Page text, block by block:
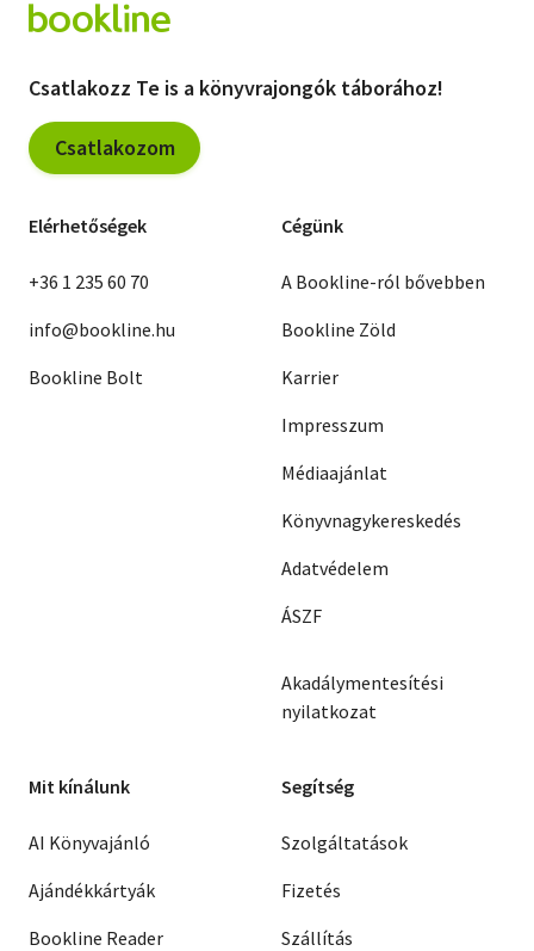
Csatlakozz Te is a könyvrajongók táborához!
Csatlakozom
Elérhetőségek
+36 1 235 60 70
info@bookline.hu
Bookline Bolt
Cégünk
A Bookline-ról bővebben
Bookline Zöld
Karrier
Impresszum
Médiaajánlat
Könyvnagykereskedés
Adatvédelem
ÁSZF
Akadálymentesítési
nyilatkozat
Mit kínálunk
AI Könyvajánló
Ajándékkártyák
Bookline Reader
Segítség
Szolgáltatások
Fizetés
Szállítás